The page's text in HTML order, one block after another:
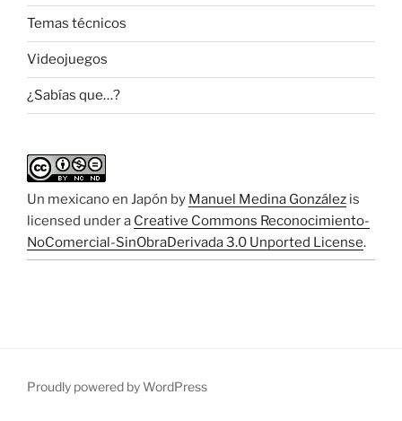
Temas técnicos
Videojuegos
¿Sabías que…?
Un mexicano en Japón by Manuel Medina González is
licensed under a Creative Commons Reconocimiento-
NoComercial-SinObraDerivada 3.0 Unported License.
Proudly powered by WordPress